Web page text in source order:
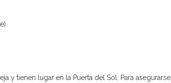
y tienen lugar en la Puerta del Sol. Para asegurarse